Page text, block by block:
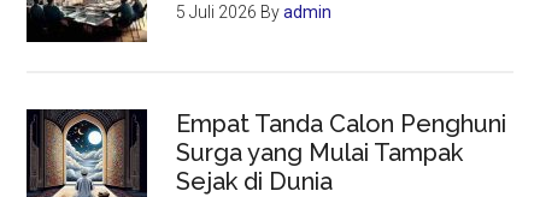
5 Juli 2026 Byadmin
Empat Tanda Calon Penghuni
Surga yang Mulai Tampak
Sejak di Dunia